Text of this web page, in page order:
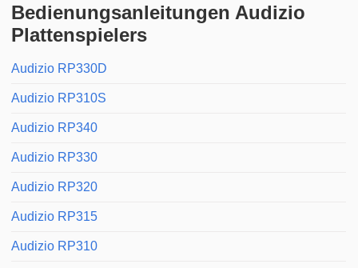
Bedienungsanleitungen Audizio
Plattenspielers
Audizio RP330D
Audizio RP310S
Audizio RP340
Audizio RP330
Audizio RP320
Audizio RP315
Audizio RP310